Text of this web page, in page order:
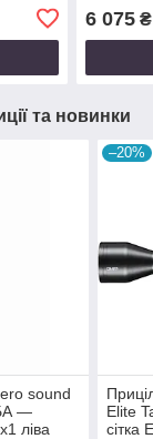
6 075₴
та новинки
sound
—
ліва
–20%
Elite
сітка